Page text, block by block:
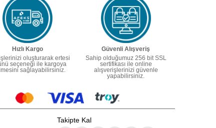
Hızlı Kargo
oluşturarak ertesi
seçeneği ile kargoya
sağlayabilirsiniz.
Güvenli Alışveriş
Sahip olduğumuz 256 bit SSL
sertifikası ile online
alışverişlerinizi güvenle
yapabilirsiniz.
Takipte Kal